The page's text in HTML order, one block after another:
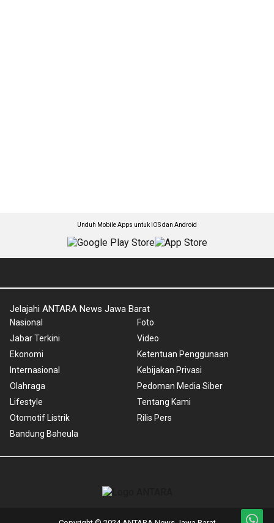
Unduh Mobile Apps untuk iOS dan Android
Jelajahi ANTARA News Jawa Barat
Nasional
Jabar Terkini
Ekonomi
Internasional
Olahraga
Lifestyle
Otomotif Listrik
Bandung Baheula
Foto
Video
Ketentuan Penggunaan
Kebijakan Privasi
Pedoman Media Siber
Tentang Kami
Rilis Pers